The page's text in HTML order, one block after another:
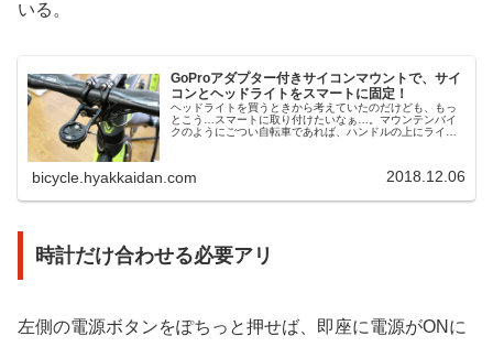
いる。
GoProアダプター付きサイコンマウントで、サイ
コンとヘッドライトをスマートに固定！
ヘッドライトを買うときから考えていたのだけども、もっ
とこう…スマートに取り付けたいなぁ…。マウンテンバイ
クのようにごつい自転車であれば、ハンドルの上にライト
bicycle.hyakkaidan.com 2018.12.06
時計だけ合わせる必要アリ
左側の電源ボタンをぽちっと押せば、即座に電源がONに